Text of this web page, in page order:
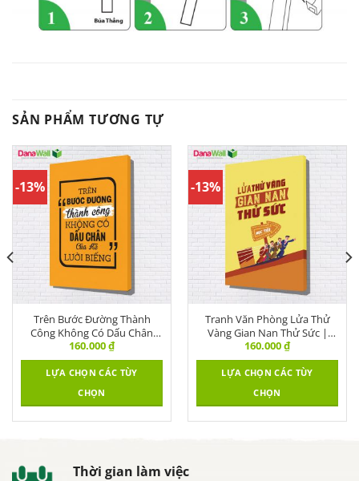
SẢN PHẨM TƯƠNG TỰ
-13%
Trên Bước Đường Thành
Công Không Có Dấu Chân
Của Kẻ Lười Biếng | VPBR-135
160.000₫
LỰA CHỌN CÁC TÙY
CHỌN
-13%
Tranh Văn Phòng Lửa Thử
Vàng Gian Nan Thử Sức |
VPBR-054
160.000₫
LỰA CHỌN CÁC TÙY
CHỌN
Thời gian làm việc